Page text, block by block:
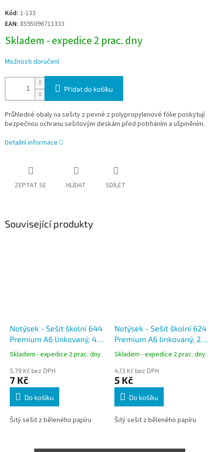
Měrná
cena:
Kód: 1-133
EAN: 8595096711333
Skladem - expedice 2 prac. dny
Možnosti doručení
Přidat do košíku
Průhledné obaly na sešity z pevné z polypropylenové fólie poskytují
bezpečnou ochranu sešitovým deskám před potrháním a ušpiněním.
Detailní informace
ZEPTAT SE HLÍDAT SDÍLET
Související produkty
Notýsek - Sešit školní 644
Premium A6 linkovaný, 40
listů
Skladem - expedice 2 prac. dny
5,79 Kč bez DPH
7 Kč
Do košíku
Šitý sešit z běleného papíru
Notýsek - Sešit školní 624
Premium A6 linkovaný, 20
listů
Skladem - expedice 2 prac. dny
4,13 Kč bez DPH
5 Kč
Do košíku
Šitý sešit z běleného papíru